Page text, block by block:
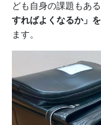
ども自身の課題もあ
すればよくなるか」
ます。